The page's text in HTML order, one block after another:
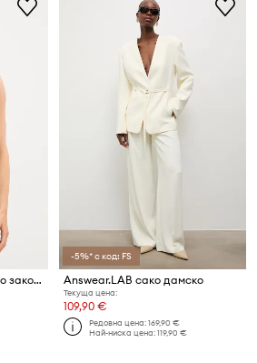
ViCOLO Елек с едноредно закопчаване дамски с вискоза
-5%* с код: FS
Answear.LAB сако дамско
Текуща цена:
109,90 €
Редовна цена:169,90 €
Най-ниска цена:119,90 €